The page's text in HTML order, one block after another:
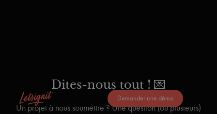
Demander une démo
Dites-nous tout ! 💌
Un projet à nous soumettre ? Une question (ou plusieurs)